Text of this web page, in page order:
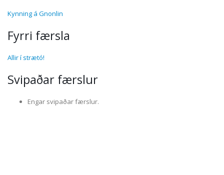
Kynning á Gnonlin
Fyrri færsla
Allir í strætó!
Svipaðar færslur
Engar svipaðar færslur.